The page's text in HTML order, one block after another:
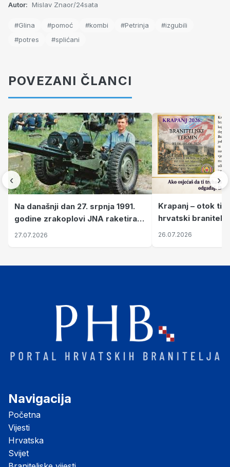
Autor: Mislav Znaor/24sata
#Glina #pomoć #kombi #Petrinja
#izgubili
#potres
#splićani
POVEZANI ČLANCI
‹
Na današnji dan 27. srpnja 1991.
godine zrakoplovi JNA raketirali
su vojarnu i obučni centar "Nikola
27.07.2026
Krapanj – otok
hrvatski branitelji
pronalaze mir
26.07.2026
›
Navigacija
Početna
Vijesti
Hrvatska
Svijet